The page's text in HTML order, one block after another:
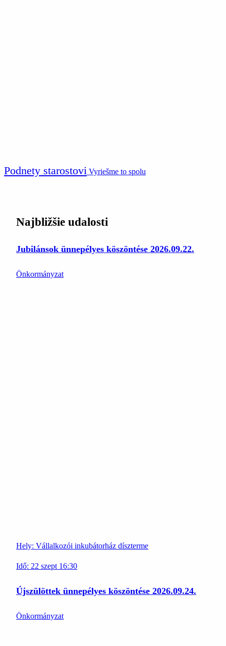
Podnety starostovi Vyriešme to spolu
Najbližšie udalosti
Jubilánsok ünnepélyes köszöntése 2026.09.22.
Önkormányzat
Hely: Vállalkozói inkubátorház díszterme
Idő: 22 szept 16:30
Újszülöttek ünnepélyes köszöntése 2026.09.24.
Önkormányzat